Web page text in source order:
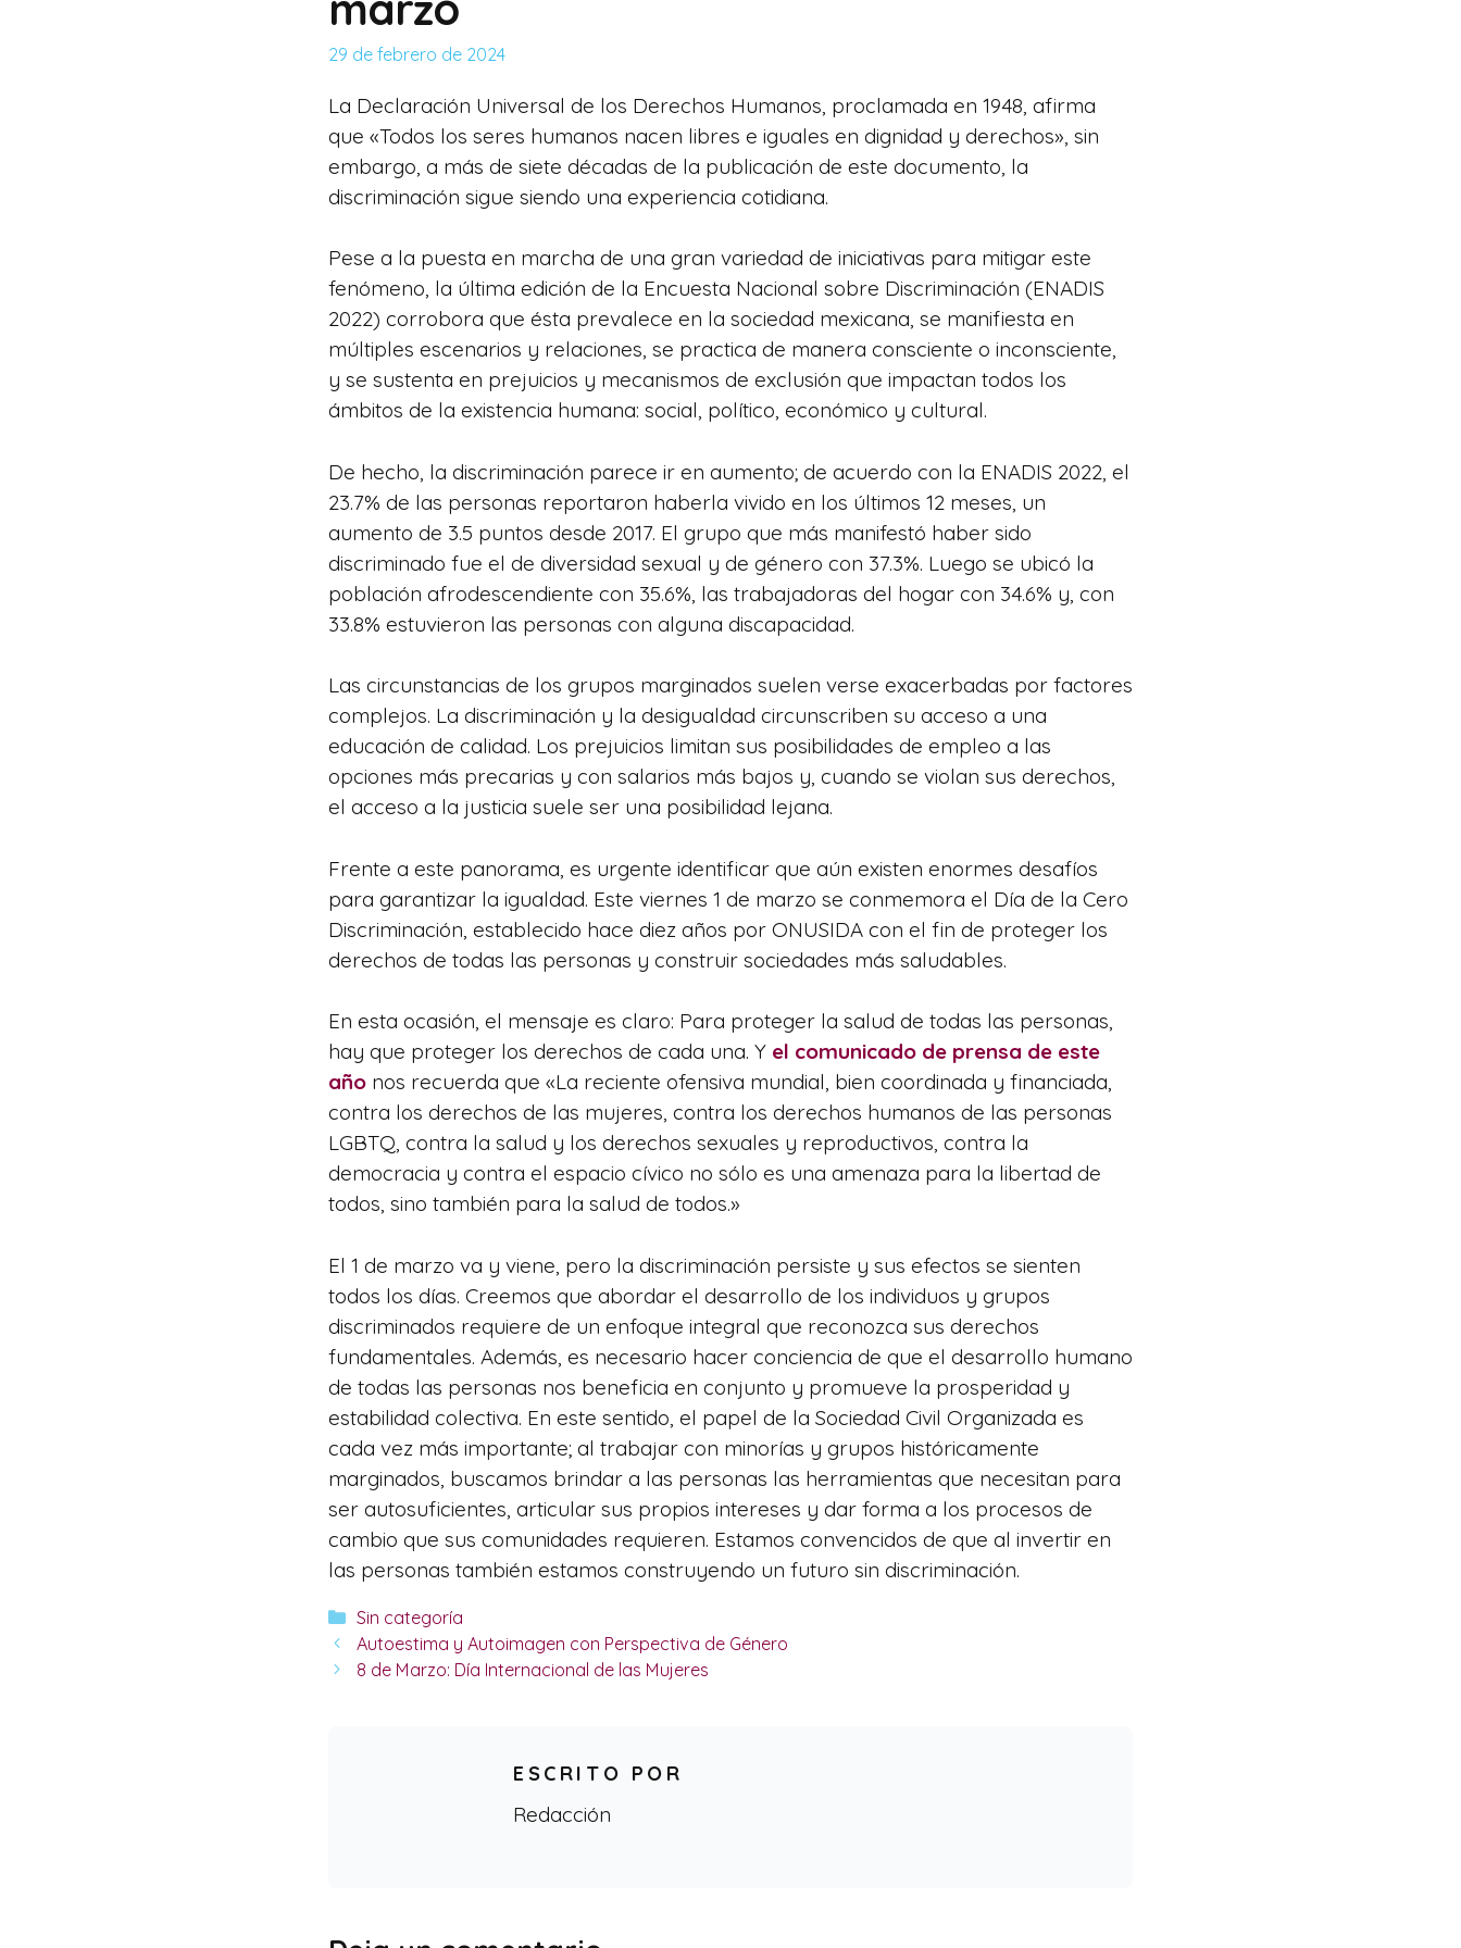
29 de febrero de 2024
La Declaración Universal de los Derechos Humanos, proclamada en 1948, afirma
que «Todos los seres humanos nacen libres e iguales en dignidad y derechos», sin
embargo, a más de siete décadas de la publicación de este documento, la
discriminación sigue siendo una experiencia cotidiana.
Pese a la puesta en marcha de una gran variedad de iniciativas para mitigar este
fenómeno, la última edición de la Encuesta Nacional sobre Discriminación (ENADIS
2022) corrobora que ésta prevalece en la sociedad mexicana, se manifiesta en
múltiples escenarios y relaciones, se practica de manera consciente o inconsciente,
y se sustenta en prejuicios y mecanismos de exclusión que impactan todos los
ámbitos de la existencia humana: social, político, económico y cultural.
De hecho, la discriminación parece ir en aumento; de acuerdo con la ENADIS 2022, el
23.7% de las personas reportaron haberla vivido en los últimos 12 meses, un
aumento de 3.5 puntos desde 2017. El grupo que más manifestó haber sido
discriminado fue el de diversidad sexual y de género con 37.3%. Luego se ubicó la
población afrodescendiente con 35.6%, las trabajadoras del hogar con 34.6% y, con
33.8% estuvieron las personas con alguna discapacidad.
Las circunstancias de los grupos marginados suelen verse exacerbadas por factores
complejos. La discriminación y la desigualdad circunscriben su acceso a una
educación de calidad. Los prejuicios limitan sus posibilidades de empleo a las
opciones más precarias y con salarios más bajos y, cuando se violan sus derechos,
el acceso a la justicia suele ser una posibilidad lejana.
Frente a este panorama, es urgente identificar que aún existen enormes desafíos
para garantizar la igualdad. Este viernes 1 de marzo se conmemora el Día de la Cero
Discriminación, establecido hace diez años por ONUSIDA con el fin de proteger los
derechos de todas las personas y construir sociedades más saludables.
En esta ocasión, el mensaje es claro: Para proteger la salud de todas las personas,
hay que proteger los derechos de cada una. Y el comunicado de prensa de este
año nos recuerda que «La reciente ofensiva mundial, bien coordinada y financiada,
contra los derechos de las mujeres, contra los derechos humanos de las personas
LGBTQ, contra la salud y los derechos sexuales y reproductivos, contra la
democracia y contra el espacio cívico no sólo es una amenaza para la libertad de
todos, sino también para la salud de todos.»
El 1 de marzo va y viene, pero la discriminación persiste y sus efectos se sienten
todos los días. Creemos que abordar el desarrollo de los individuos y grupos
discriminados requiere de un enfoque integral que reconozca sus derechos
fundamentales. Además, es necesario hacer conciencia de que el desarrollo humano
de todas las personas nos beneficia en conjunto y promueve la prosperidad y
estabilidad colectiva. En este sentido, el papel de la Sociedad Civil Organizada es
cada vez más importante; al trabajar con minorías y grupos históricamente
marginados, buscamos brindar a las personas las herramientas que necesitan para
ser autosuficientes, articular sus propios intereses y dar forma a los procesos de
cambio que sus comunidades requieren. Estamos convencidos de que al invertir en
las personas también estamos construyendo un futuro sin discriminación.
Categorías
Sin categoría
Autoestima y Autoimagen con Perspectiva de Género
8 de Marzo: Día Internacional de las Mujeres
ESCRITO POR
Redacción